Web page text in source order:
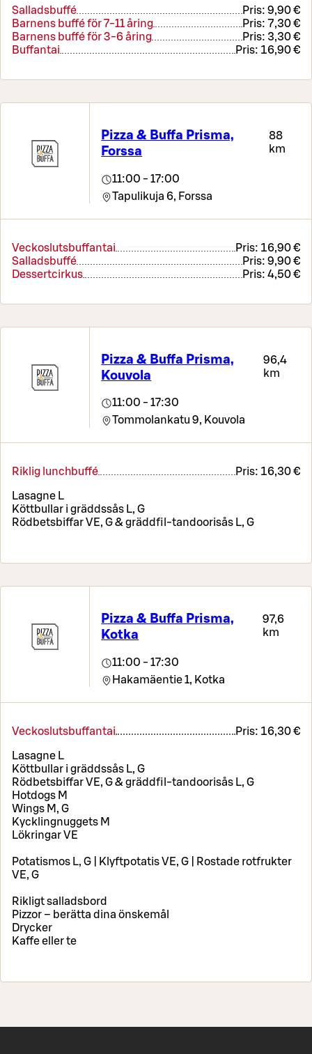
Salladsbuffé Pris: 9,90 €
Barnens buffé för 7-11 åring
Pris: 7,30 €
Barnens buffé för 3-6 åring
Pris: 3,30 €
Buffantai
Pris: 16,90 €
Pizza & Buffa Prisma,
Forssa
88
km
11:00 - 17:00
Tapulikuja 6, Forssa
Veckoslutsbuffantai Pris: 16,90 €
Salladsbuffé
Pris: 9,90 €
Dessertcirkus
Pris: 4,50 €
Pizza & Buffa Prisma,
Kouvola
96,4
km
11:00 - 17:30
Tommolankatu 9, Kouvola
Riklig lunchbuffé Pris: 16,30 €
Lasagne L
Köttbullar i gräddssås L, G
Rödbetsbiffar VE, G & gräddfil-tandoorisås L, G
Pizza & Buffa Prisma,
Kotka
97,6
km
11:00 - 17:30
Hakamäentie 1, Kotka
Veckoslutsbuffantai Pris: 16,30 €
Lasagne L
Köttbullar i gräddssås L, G
Rödbetsbiffar VE, G & gräddfil-tandoorisås L, G
Hotdogs M
Wings M, G
Kycklingnuggets M
Lökringar VE
Potatismos L, G | Klyftpotatis VE, G | Rostade rotfrukter
VE, G
Rikligt salladsbord
Pizzor – berätta dina önskemål
Drycker
Kaffe eller te